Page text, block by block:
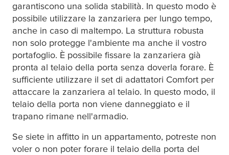
garantiscono una solida stabilità. In questo modo è
possibile utilizzare la zanzariera per lungo tempo,
anche in caso di maltempo. La struttura robusta
non solo protegge l'ambiente ma anche il vostro
portafoglio. È possibile fissare la zanzariera già
pronta al telaio della porta senza doverla forare. È
sufficiente utilizzare il set di adattatori Comfort per
attaccare la zanzariera al telaio. In questo modo, il
telaio della porta non viene danneggiato e il
trapano rimane nell'armadio.
Se siete in affitto in un appartamento, potreste non
voler o non poter forare il telaio della porta del